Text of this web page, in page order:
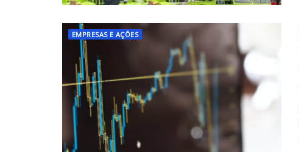
EMPRESAS E AÇÕES